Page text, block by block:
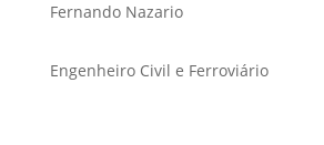
Fernando Nazario
Engenheiro Civil e Ferroviário